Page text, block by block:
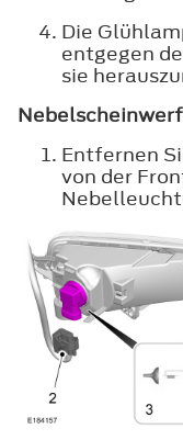
Die
entgegen
sie
Entfernen
von der